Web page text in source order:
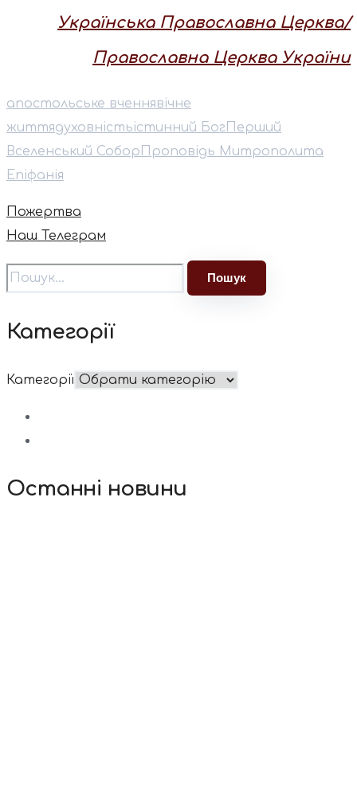
Українська Православна Церква/
Православна Церква України
апостольське вченнявічне
життядуховністьістинний Бог Перший
Вселенський Собор Проповідь Митрополита
Епіфанія
Пожертва
Наш Телеграм
Категорії
Категорії
Останні новини